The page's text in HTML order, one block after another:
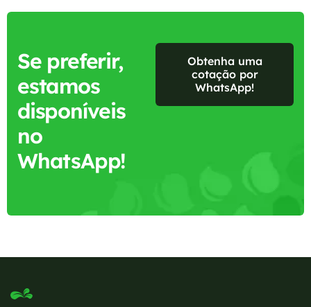
Se preferir,
estamos
disponíveis
no
WhatsApp!
Obtenha uma
cotação por
WhatsApp!